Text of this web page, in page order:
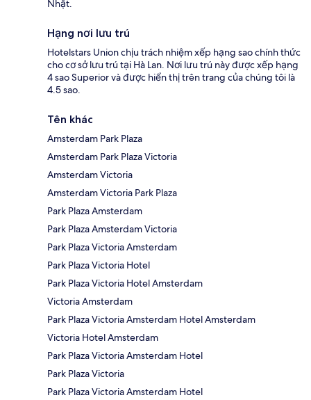
Nhật.
Hạng nơi lưu trú
Hotelstars Union chịu trách nhiệm xếp hạng sao chính thức
cho cơ sở lưu trú tại Hà Lan. Nơi lưu trú này được xếp hạng
4 sao Superior và được hiển thị trên trang của chúng tôi là
4.5 sao.
Tên khác
Amsterdam Park Plaza
Amsterdam Park Plaza Victoria
Amsterdam Victoria
Amsterdam Victoria Park Plaza
Park Plaza Amsterdam
Park Plaza Amsterdam Victoria
Park Plaza Victoria Amsterdam
Park Plaza Victoria Hotel
Park Plaza Victoria Hotel Amsterdam
Victoria Amsterdam
Park Plaza Victoria Amsterdam Hotel Amsterdam
Victoria Hotel Amsterdam
Park Plaza Victoria Amsterdam Hotel
Park Plaza Victoria
Park Plaza Victoria Amsterdam Hotel